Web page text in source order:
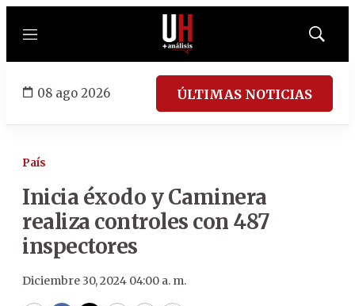
Menú
Mostrar
08 ago 2026 ÚLTIMAS NOTICIAS
País
Inicia éxodo y Caminera
realiza controles con 487
inspectores
Diciembre 30, 2024 04:00 a. m.